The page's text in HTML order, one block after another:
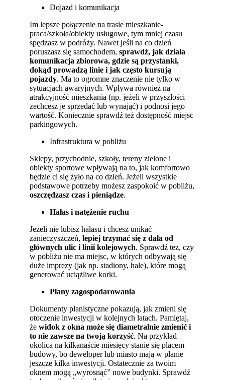
Dojazd i komunikacja
Im lepsze połączenie na trasie mieszkanie-
praca/szkoła/obiekty usługowe, tym mniej czasu
spędzasz w podróży. Nawet jeśli na co dzień
poruszasz się samochodem,sprawdź, jak działa
komunikacja zbiorowa, gdzie są przystanki,
dokąd prowadzą linie i jak często kursują
pojazdy. Ma to ogromne znaczenie nie tylko w
sytuacjach awaryjnych. Wpływa również na
atrakcyjność mieszkania (np. jeżeli w przyszłości
zechcesz je sprzedać lub wynająć) i podnosi jego
wartość. Koniecznie sprawdź też dostępność miejsc
parkingowych.
Infrastruktura w pobliżu
Sklepy, przychodnie, szkoły, tereny zielone i
obiekty sportowe wpływają na to, jak komfortowo
będzie ci się żyło na co dzień. Jeżeli wszystkie
podstawowe potrzeby możesz zaspokoić w pobliżu,
oszczędzasz czas i pieniądze.
Hałas i natężenie ruchu
Jeżeli nie lubisz hałasu i chcesz unikać
zanieczyszczeń,lepiej trzymać się z dala od
głównych ulic i linii kolejowych. Sprawdź też, czy
w pobliżu nie ma miejsc, w których odbywają się
duże imprezy (jak np. stadiony, hale), które mogą
generować uciążliwe korki.
Plany zagospodarowania
Dokumenty planistyczne pokazują, jak zmieni się
otoczenie inwestycji w kolejnych latach. Pamiętaj,
żewidok z okna może się diametralnie zmienić i
to nie zawsze na twoją korzyść. Na przykład
okolica na kilkanaście miesięcy stanie się placem
budowy, bo deweloper lub miasto mają w planie
jeszcze kilka inwestycji. Ostatecznie za twoim
oknem mogą „wyrosnąć” nowe budynki. Sprawdź